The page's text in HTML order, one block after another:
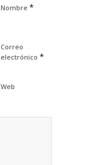
Nombre *
Correo
electrónico *
Web